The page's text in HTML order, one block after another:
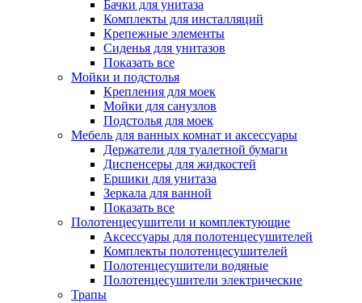
Бачки для унитаза
Комплекты для инсталляций
Крепежные элементы
Сиденья для унитазов
Показать все
Мойки и подстолья
Крепления для моек
Мойки для санузлов
Подстолья для моек
Мебель для ванных комнат и аксессуары
Держатели для туалетной бумаги
Диспенсеры для жидкостей
Ершики для унитаза
Зеркала для ванной
Показать все
Полотенцесушители и комплектующие
Аксессуары для полотенцесушителей
Комплекты полотенцесушителей
Полотенцесушители водяные
Полотенцесушители электрические
Трапы